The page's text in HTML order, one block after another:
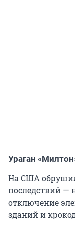
Ураган
На США
последствий —
отключение
зданий и